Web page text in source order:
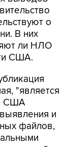
В них
ли НЛО
США.
США
и
файлов,
полной